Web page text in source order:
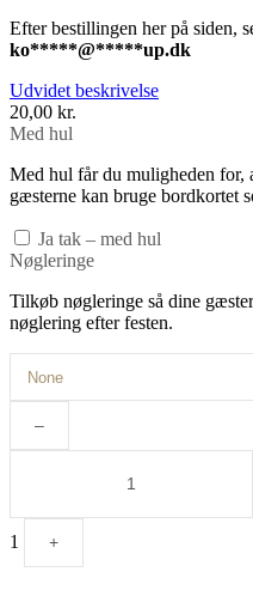
Efter bestillingen her på siden,
ko*****@*****up.dk
Udvidet beskrivelse
20,00 kr.
Med hul
Med hul får du muligheden for,
gæsterne kan bruge bordkortet
Ja tak – med hul
Nøgleringe
Tilkøb nøgleringe så dine
nøglering efter festen.
–
1 +